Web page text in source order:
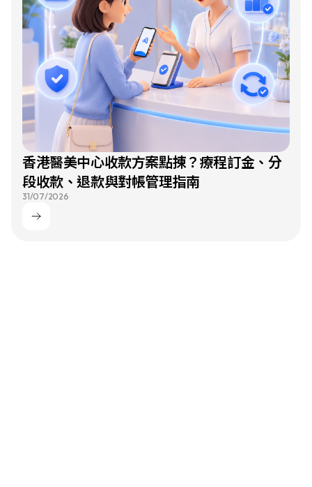
香港醫美中心收款方案點揀？療程訂金、分
段收款、退款與對帳管理指南
31/07/2026